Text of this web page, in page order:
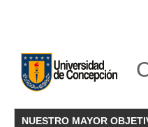
NUESTRO MAYOR